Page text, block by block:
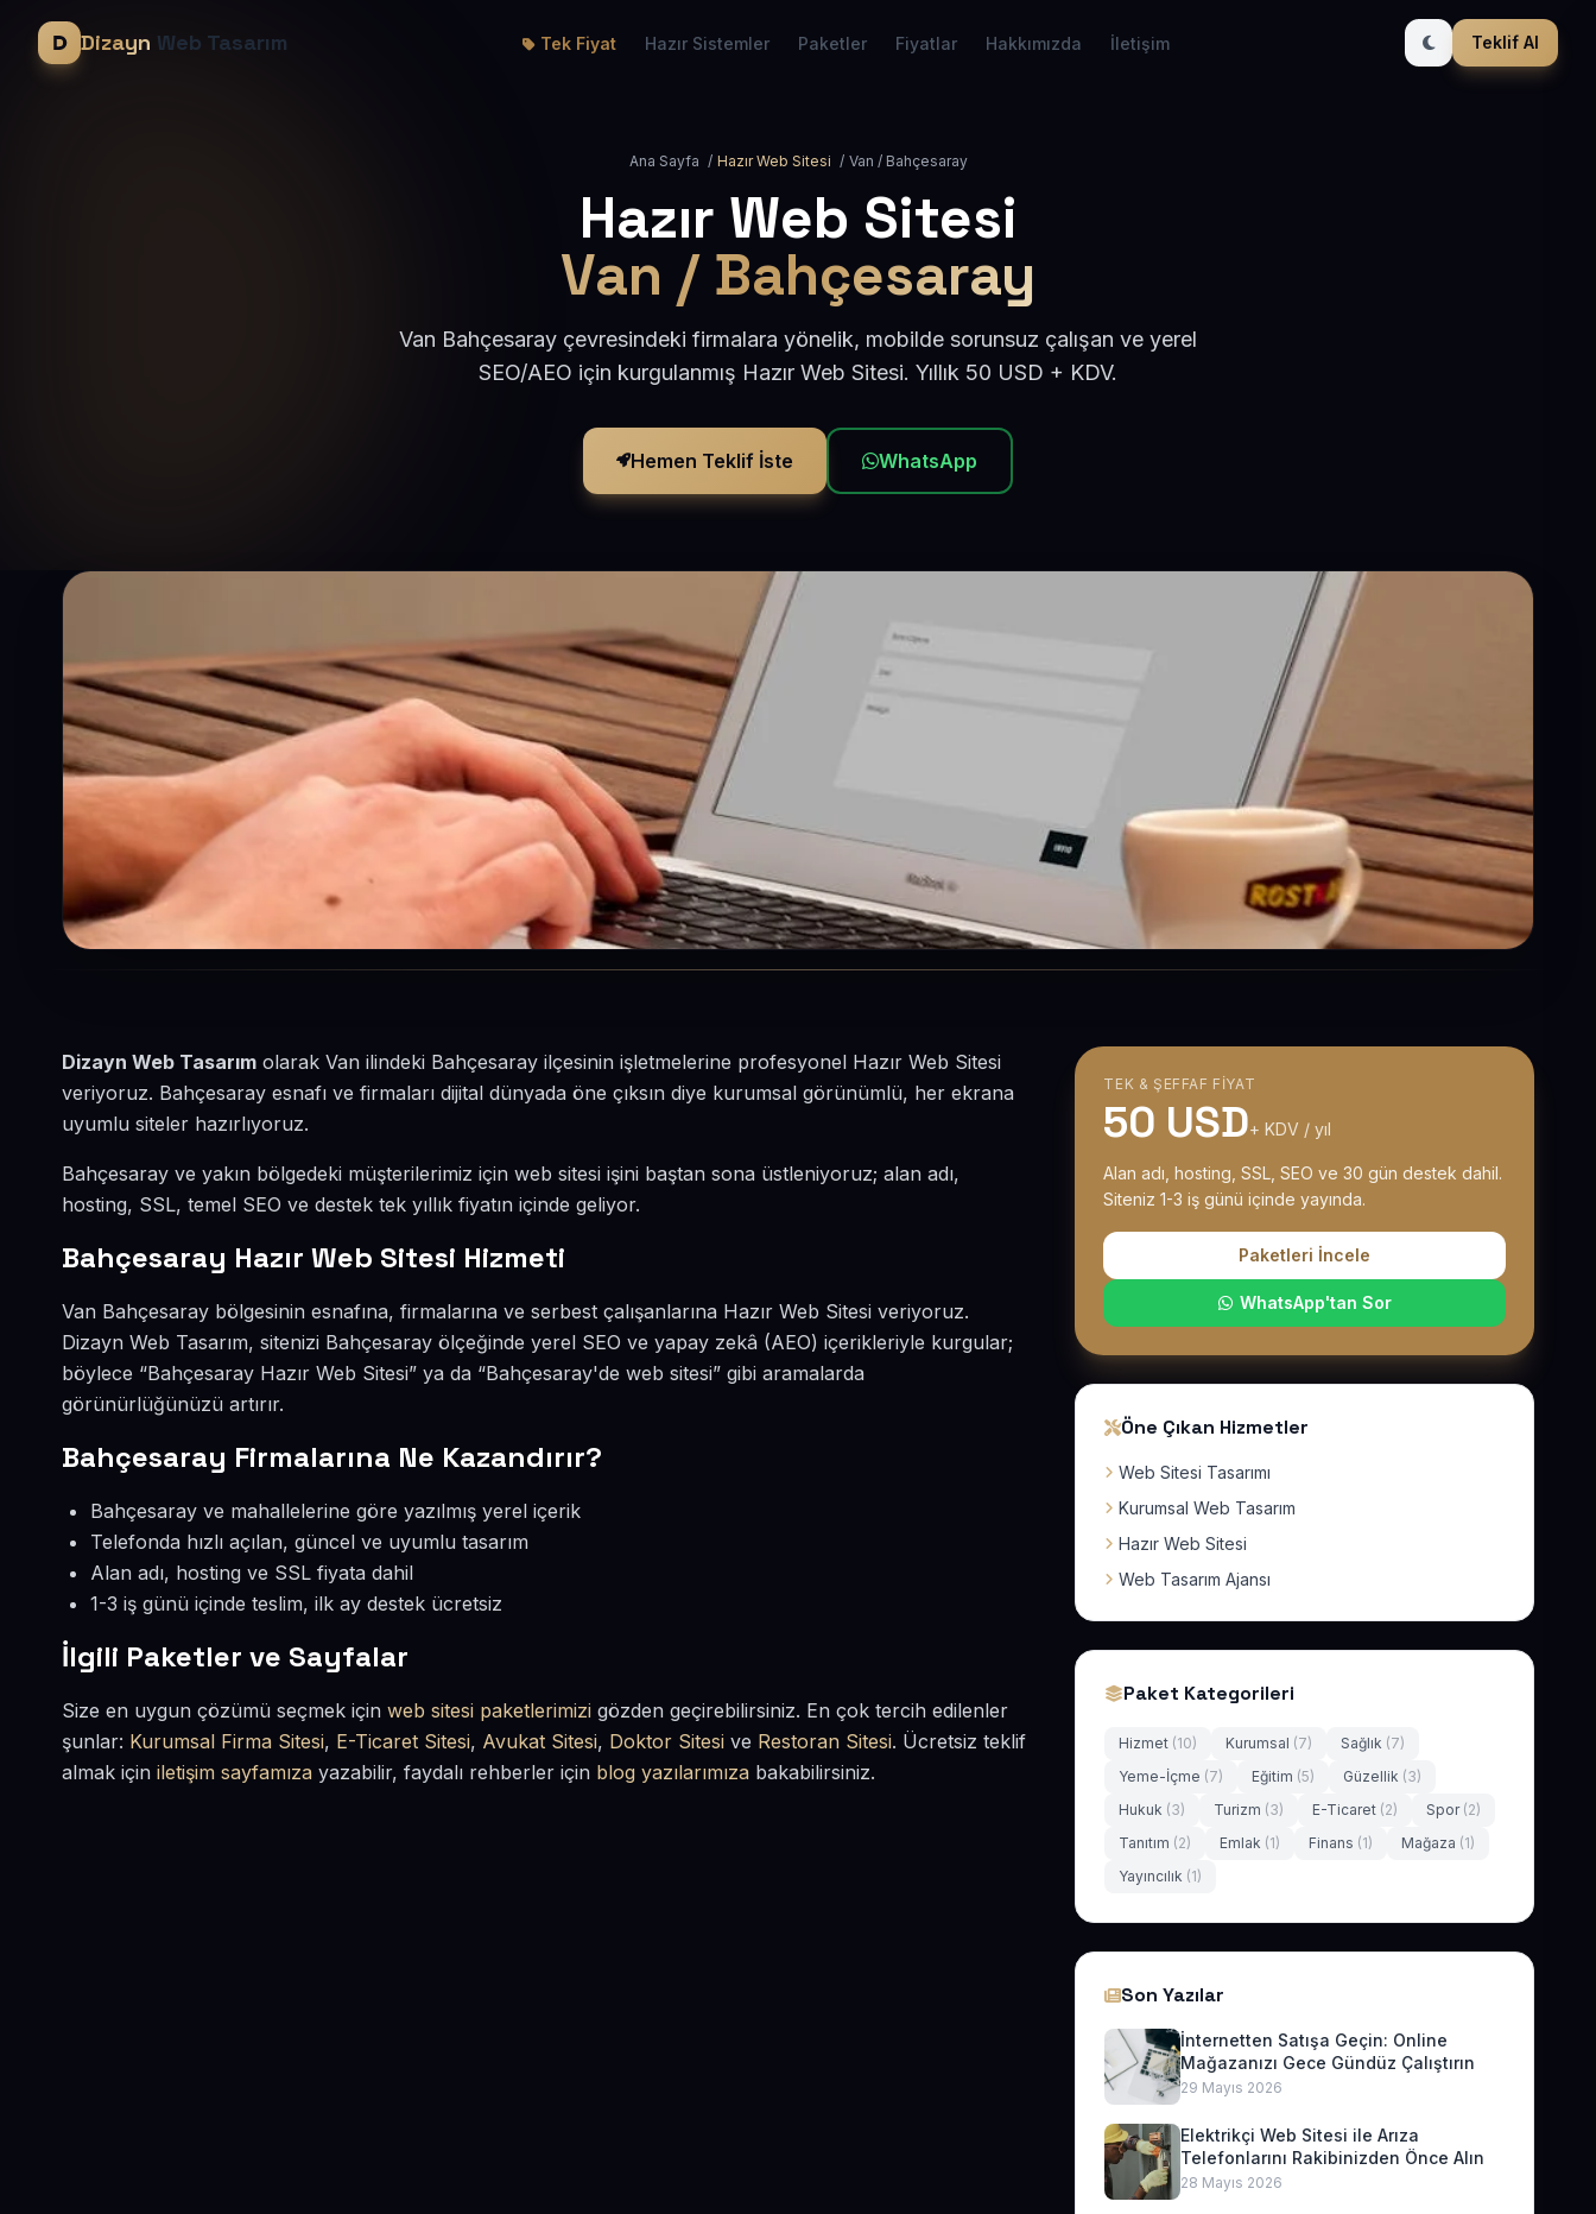
Dizayn Web Tasarım Tek Fiyat Hazır Sistemler Paketler Fiyatlar Hakkımızda İletişim Teklif Al
Ana Sayfa / Hazır Web Sitesi / Van / Bahçesaray
Hazır Web Sitesi
Van / Bahçesaray
Van Bahçesaray çevresindeki firmalara yönelik, mobilde sorunsuz çalışan ve yerel
SEO/AEO için kurgulanmış Hazır Web Sitesi. Yıllık 50 USD + KDV.
Hemen Teklif İste WhatsApp
Dizayn Web Tasarım olarak Van ilindeki Bahçesaray ilçesinin işletmelerine profesyonel Hazır Web Sitesi
veriyoruz. Bahçesaray esnafı ve firmaları dijital dünyada öne çıksın diye kurumsal görünümlü, her ekrana
uyumlu siteler hazırlıyoruz.
Bahçesaray ve yakın bölgedeki müşterilerimiz için web sitesi işini baştan sona üstleniyoruz; alan adı,
hosting, SSL, temel SEO ve destek tek yıllık fiyatın içinde geliyor.
Bahçesaray Hazır Web Sitesi Hizmeti
Van Bahçesaray bölgesinin esnafına, firmalarına ve serbest çalışanlarına Hazır Web Sitesi veriyoruz.
Dizayn Web Tasarım, sitenizi Bahçesaray ölçeğinde yerel SEO ve yapay zekâ (AEO) içerikleriyle kurgular;
böylece “Bahçesaray Hazır Web Sitesi” ya da “Bahçesaray'de web sitesi” gibi aramalarda
görünürlüğünüzü artırır.
Bahçesaray Firmalarına Ne Kazandırır?
Bahçesaray ve mahallelerine göre yazılmış yerel içerik
Telefonda hızlı açılan, güncel ve uyumlu tasarım
Alan adı, hosting ve SSL fiyata dahil
1-3 iş günü içinde teslim, ilk ay destek ücretsiz
İlgili Paketler ve Sayfalar
Size en uygun çözümü seçmek için web sitesi paketlerimizi gözden geçirebilirsiniz. En çok tercih edilenler
şunlar: Kurumsal Firma Sitesi, E-Ticaret Sitesi, Avukat Sitesi, Doktor Sitesi ve Restoran Sitesi. Ücretsiz teklif
almak için iletişim sayfamıza yazabilir, faydalı rehberler için blog yazılarımıza bakabilirsiniz.
TEK & ŞEFFAF FIYAT
50 USD+ KDV / yıl
Alan adı, hosting, SSL, SEO ve 30 gün destek dahil.
Siteniz 1-3 iş günü içinde yayında.
Paketleri İncele
WhatsApp'tan Sor
Öne Çıkan Hizmetler
Web Sitesi Tasarımı
Kurumsal Web Tasarım
Hazır Web Sitesi
Web Tasarım Ajansı
Paket Kategorileri
Hizmet (10) Kurumsal (7) Sağlık (7)
Yeme-İçme (7) Eğitim (5) Güzellik (3)
Hukuk (3) Turizm (3) E-Ticaret (2) Spor (2)
Tanıtım (2) Emlak (1) Finans (1) Mağaza (1)
Yayıncılık (1)
Son Yazılar
İnternetten Satışa Geçin: Online
Mağazanızı Gece Gündüz Çalıştırın
29 Mayıs 2026
Elektrikçi Web Sitesi ile Arıza
Telefonlarını Rakibinizden Önce Alın
28 Mayıs 2026